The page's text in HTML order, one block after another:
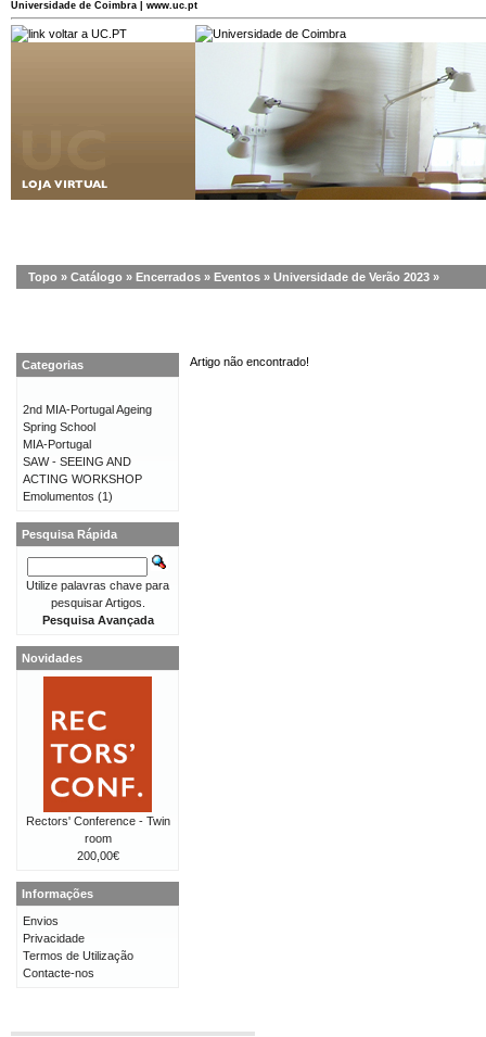
Universidade de Coimbra | www.uc.pt
Topo » Catálogo » Encerrados » Eventos » Universidade de Verão 2023 »
Artigo não encontrado!
Categorias
2nd MIA-Portugal Ageing
Spring School
MIA-Portugal
SAW - SEEING AND
ACTING WORKSHOP
Emolumentos (1)
Pesquisa Rápida
Utilize palavras chave para
pesquisar Artigos.
Pesquisa Avançada
Novidades
Rectors' Conference - Twin
room
200,00€
Informações
Envios
Privacidade
Termos de Utilização
Contacte-nos